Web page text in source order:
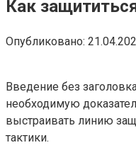
Как
Опубликовано:
Введение без
необходимую
выстраивать линию
тактики.